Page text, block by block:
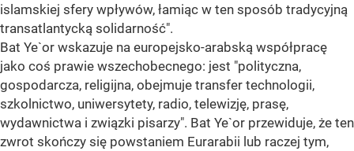
islamskiej sfery wpływów, łamiąc w ten sposób tradycyjną
transatlantycką solidarność".
Bat Ye`or wskazuje na europejsko-arabską współpracę
jako coś prawie wszechobecnego: jest "polityczna,
gospodarcza, religijna, obejmuje transfer technologii,
szkolnictwo, uniwersytety, radio, telewizję, prasę,
wydawnictwa i związki pisarzy". Bat Ye`or przewiduje, że ten
zwrot skończy się powstaniem Eurarabii lub raczej tym,